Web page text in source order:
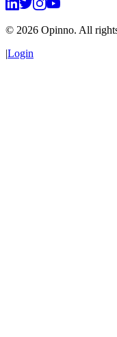
© 2026 Opinno. All
|Login